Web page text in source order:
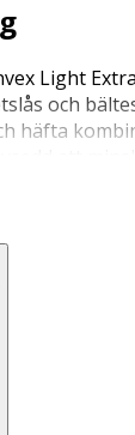
Light
och
häfta
att
stomi i
användas till
kan bäras